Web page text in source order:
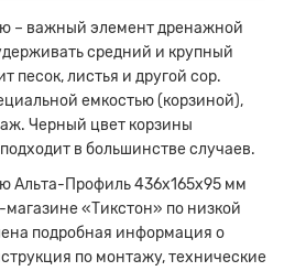
– важный элемент дренажной
средний и крупный
песок, листья и другой сор.
емкостью (корзиной),
Черный цвет корзины
в большинстве случаев.
Альта-Профиль 436х165х95 мм
«Тикстон» по низкой
подробная информация о
по монтажу, технические